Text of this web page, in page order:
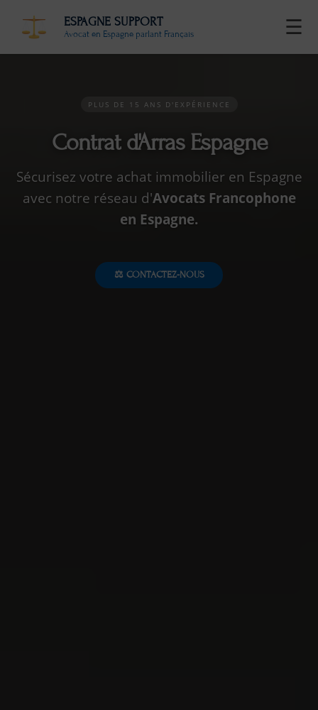
ESPAGNE SUPPORT
Avocat en Espagne parlant Français ☰
PLUS DE 15 ANS D'EXPÉRIENCE
Contrat d'Arras Espagne
Sécurisez votre achat immobilier en Espagne
avec notre réseau d'Avocats Francophone
en Espagne.
⚖️ CONTACTEZ-NOUS